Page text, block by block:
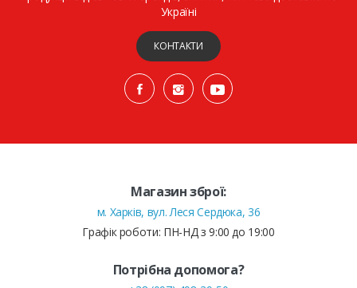
Україні
КОНТАКТИ
Магазин зброї:
м. Харків, вул. Леся Сердюка, 36
Графік роботи: ПН-НД з 9:00 до 19:00
Потрібна допомога?